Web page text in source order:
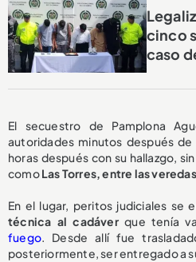
cinco
caso
El secuestro de Pamplona
autoridades minutos después
horas después con su hallazgo,
comoLas Torres, entre las
En el lugar, peritos judiciales se
técnica al cadáverque tenía
fuego. Desde allí fue
posteriormente, ser entregado a